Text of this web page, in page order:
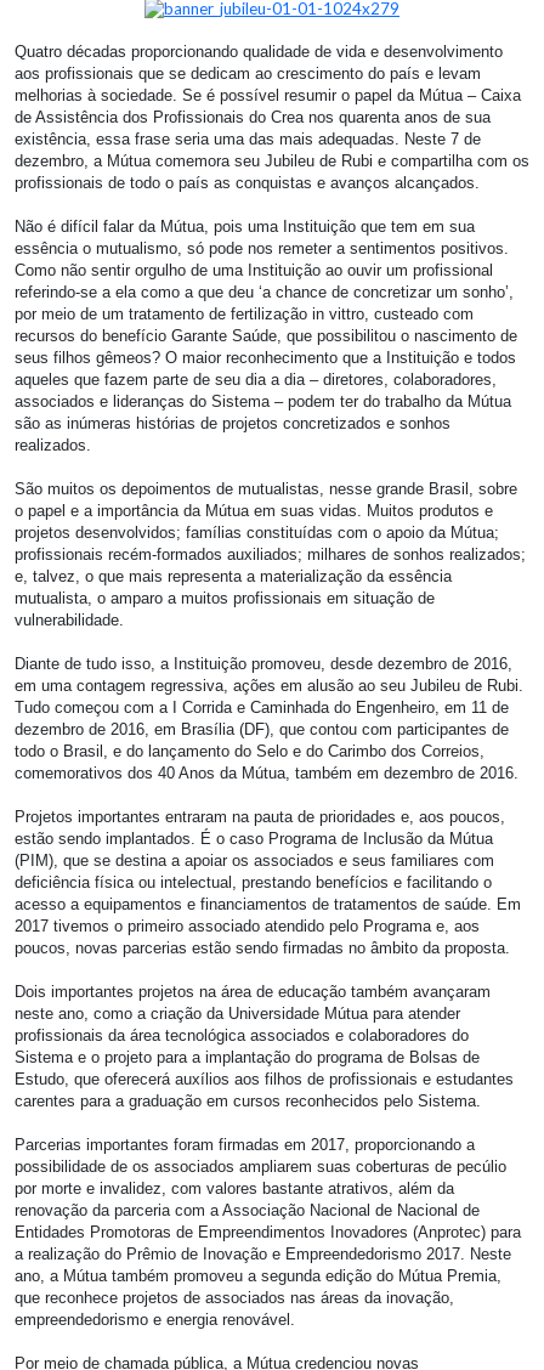
Quatro décadas proporcionando qualidade de vida e desenvolvimento
aos profissionais que se dedicam ao crescimento do país e levam
melhorias à sociedade. Se é possível resumir o papel da Mútua – Caixa
de Assistência dos Profissionais do Crea nos quarenta anos de sua
existência, essa frase seria uma das mais adequadas. Neste 7 de
dezembro, a Mútua comemora seu Jubileu de Rubi e compartilha com os
profissionais de todo o país as conquistas e avanços alcançados.
Não é difícil falar da Mútua, pois uma Instituição que tem em sua
essência o mutualismo, só pode nos remeter a sentimentos positivos.
Como não sentir orgulho de uma Instituição ao ouvir um profissional
referindo-se a ela como a que deu ‘a chance de concretizar um sonho’,
por meio de um tratamento de fertilização in vittro, custeado com
recursos do benefício Garante Saúde, que possibilitou o nascimento de
seus filhos gêmeos? O maior reconhecimento que a Instituição e todos
aqueles que fazem parte de seu dia a dia – diretores, colaboradores,
associados e lideranças do Sistema – podem ter do trabalho da Mútua
são as inúmeras histórias de projetos concretizados e sonhos
realizados.
São muitos os depoimentos de mutualistas, nesse grande Brasil, sobre
o papel e a importância da Mútua em suas vidas. Muitos produtos e
projetos desenvolvidos; famílias constituídas com o apoio da Mútua;
profissionais recém-formados auxiliados; milhares de sonhos realizados;
e, talvez, o que mais representa a materialização da essência
mutualista, o amparo a muitos profissionais em situação de
vulnerabilidade.
Diante de tudo isso, a Instituição promoveu, desde dezembro de 2016,
em uma contagem regressiva, ações em alusão ao seu Jubileu de Rubi.
Tudo começou com a I Corrida e Caminhada do Engenheiro, em 11 de
dezembro de 2016, em Brasília (DF), que contou com participantes de
todo o Brasil, e do lançamento do Selo e do Carimbo dos Correios,
comemorativos dos 40 Anos da Mútua, também em dezembro de 2016.
Projetos importantes entraram na pauta de prioridades e, aos poucos,
estão sendo implantados. É o caso Programa de Inclusão da Mútua
(PIM), que se destina a apoiar os associados e seus familiares com
deficiência física ou intelectual, prestando benefícios e facilitando o
acesso a equipamentos e financiamentos de tratamentos de saúde. Em
2017 tivemos o primeiro associado atendido pelo Programa e, aos
poucos, novas parcerias estão sendo firmadas no âmbito da proposta.
Dois importantes projetos na área de educação também avançaram
neste ano, como a criação da Universidade Mútua para atender
profissionais da área tecnológica associados e colaboradores do
Sistema e o projeto para a implantação do programa de Bolsas de
Estudo, que oferecerá auxílios aos filhos de profissionais e estudantes
carentes para a graduação em cursos reconhecidos pelo Sistema.
Parcerias importantes foram firmadas em 2017, proporcionando a
possibilidade de os associados ampliarem suas coberturas de pecúlio
por morte e invalidez, com valores bastante atrativos, além da
renovação da parceria com a Associação Nacional de Nacional de
Entidades Promotoras de Empreendimentos Inovadores (Anprotec) para
a realização do Prêmio de Inovação e Empreendedorismo 2017. Neste
ano, a Mútua também promoveu a segunda edição do Mútua Premia,
que reconhece projetos de associados nas áreas da inovação,
empreendedorismo e energia renovável.
Por meio de chamada pública, a Mútua credenciou novas